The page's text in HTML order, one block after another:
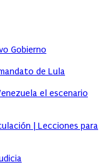
Gobierno
de Lula
el escenario
| Lecciones para